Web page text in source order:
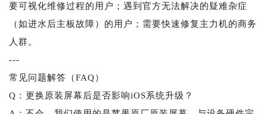
要可视化维修过程的用户；遇到官方无法解决的疑难杂症
（如进水后主板故障）的用户；需要快速修复主力机的商务
人群。
---
常见问题解答（FAQ）
Q：更换原装屏幕后是否影响iOS系统升级？